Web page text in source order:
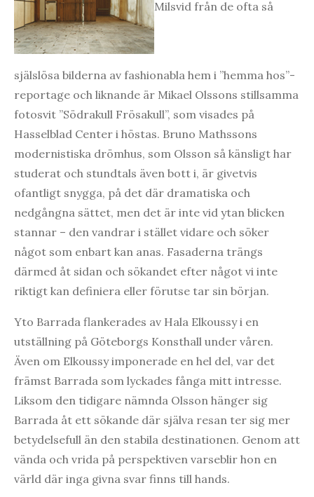
Milsvid från de ofta så
själslösa bilderna av fashionabla hem i ”hemma hos”-
reportage och liknande är Mikael Olssons stillsamma
fotosvit ”Södrakull Frösakull”, som visades på
Hasselblad Center i höstas. Bruno Mathssons
modernistiska drömhus, som Olsson så känsligt har
studerat och stundtals även bott i, är givetvis
ofantligt snygga, på det där dramatiska och
nedgångna sättet, men det är inte vid ytan blicken
stannar – den vandrar i stället vidare och söker
något som enbart kan anas. Fasaderna trängs
därmed åt sidan och sökandet efter något vi inte
riktigt kan definiera eller förutse tar sin början.
Yto Barrada flankerades av Hala Elkoussy i en
utställning på Göteborgs Konsthall under våren.
Även om Elkoussy imponerade en hel del, var det
främst Barrada som lyckades fånga mitt intresse.
Liksom den tidigare nämnda Olsson hänger sig
Barrada åt ett sökande där själva resan ter sig mer
betydelsefull än den stabila destinationen. Genom att
vända och vrida på perspektiven varseblir hon en
värld där inga givna svar finns till hands.